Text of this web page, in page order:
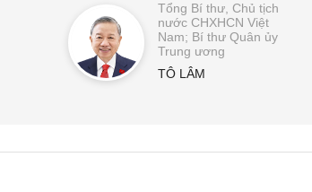
Tổng Bí thư, Chủ tịch
nước CHXHCN Việt
Nam; Bí thư Quân ủy
Trung ương
TÔ LÂM